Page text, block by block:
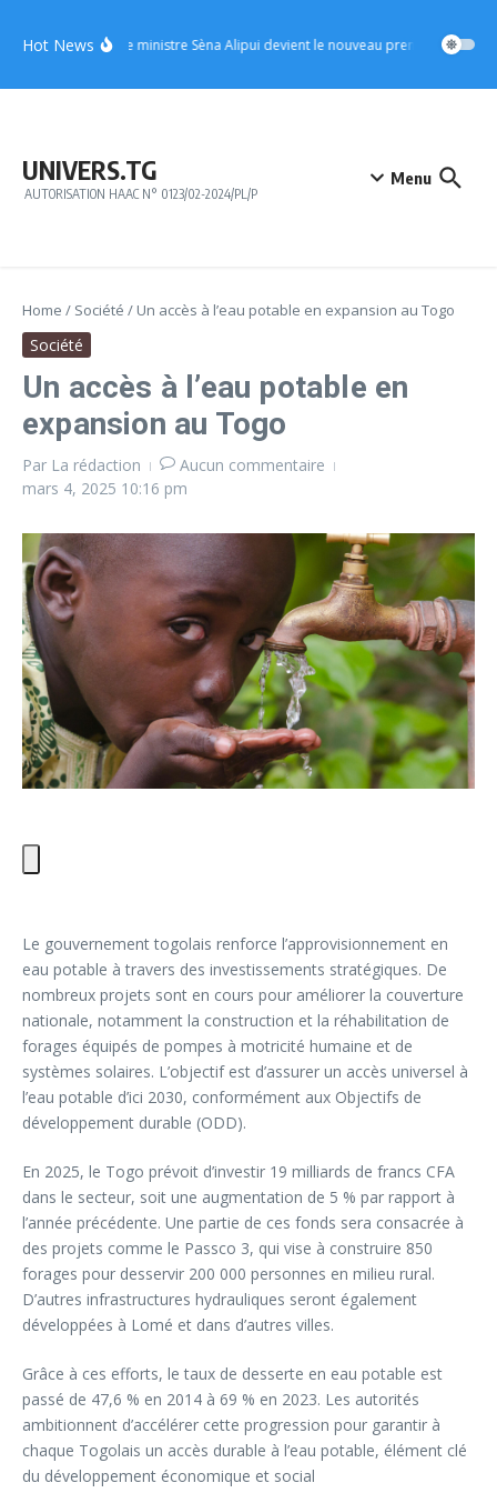
Hot NewsUFC : le ministre Sèna Alipui devient le nouveau premier vice-
UNIVERS.TG
AUTORISATION HAAC N° 0123/02-2024/PL/P
Menu
Home / Société / Un accès à l’eau potable en expansion au Togo
Société
Un accès à l’eau potable en
expansion au Togo
Par La rédaction
Aucun commentaire
mars 4, 2025 10:16 pm
Le gouvernement togolais renforce l’approvisionnement en
eau potable à travers des investissements stratégiques. De
nombreux projets sont en cours pour améliorer la couverture
nationale, notamment la construction et la réhabilitation de
forages équipés de pompes à motricité humaine et de
systèmes solaires. L’objectif est d’assurer un accès universel à
l’eau potable d’ici 2030, conformément aux Objectifs de
développement durable (ODD).
En 2025, le Togo prévoit d’investir 19 milliards de francs CFA
dans le secteur, soit une augmentation de 5 % par rapport à
l’année précédente. Une partie de ces fonds sera consacrée à
des projets comme le Passco 3, qui vise à construire 850
forages pour desservir 200 000 personnes en milieu rural.
D’autres infrastructures hydrauliques seront également
développées à Lomé et dans d’autres villes.
Grâce à ces efforts, le taux de desserte en eau potable est
passé de 47,6 % en 2014 à 69 % en 2023. Les autorités
ambitionnent d’accélérer cette progression pour garantir à
chaque Togolais un accès durable à l’eau potable, élément clé
du développement économique et social